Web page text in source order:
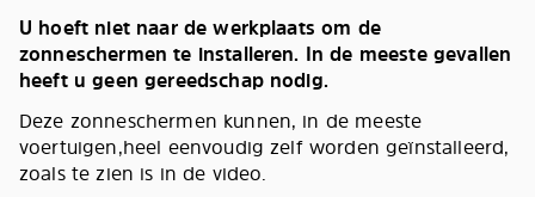
U hoeft niet naar de werkplaats om de
zonneschermen te installeren. In de meeste gevallen
heeft u geen gereedschap nodig.
Deze zonneschermen kunnen, in de meeste
voertuigen,heel eenvoudig zelf worden geïnstalleerd,
zoals te zien is in de video.